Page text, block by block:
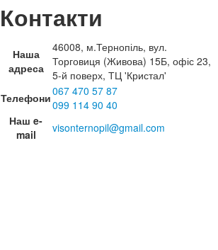
Контакти
Наша
адреса
46008, м.Тернопіль, вул.
Торговиця (Живова) 15Б, офіс 23,
5-й поверх, ТЦ 'Кристал'
Телефони067 470 57 87
099 114 90 40
Наш e-
mail
visonternopil@gmail.com